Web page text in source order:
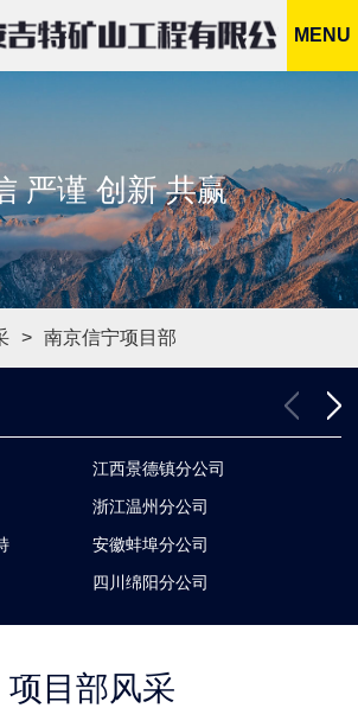
MENU
严谨 创新 共赢
南京信宁项目部
江西景德镇分公司
浙江温州分公司
安徽蚌埠分公司
四川绵阳分公司
项目部风采